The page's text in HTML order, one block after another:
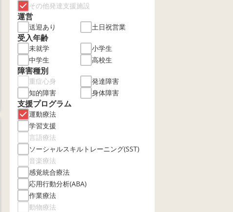
その他発達支援施設
運営
送迎あり 土日祝営業
受入年齢
未就学
小学生
中学生
高校生
障害種別
重症心身
発達障害
知的障害
身体障害
支援プログラム
運動療法
学習支援
言語療法
ソーシャルスキルトレーニング(SST)
音楽療法
感覚統合療法
応用行動分析(ABA)
作業療法
動物療法